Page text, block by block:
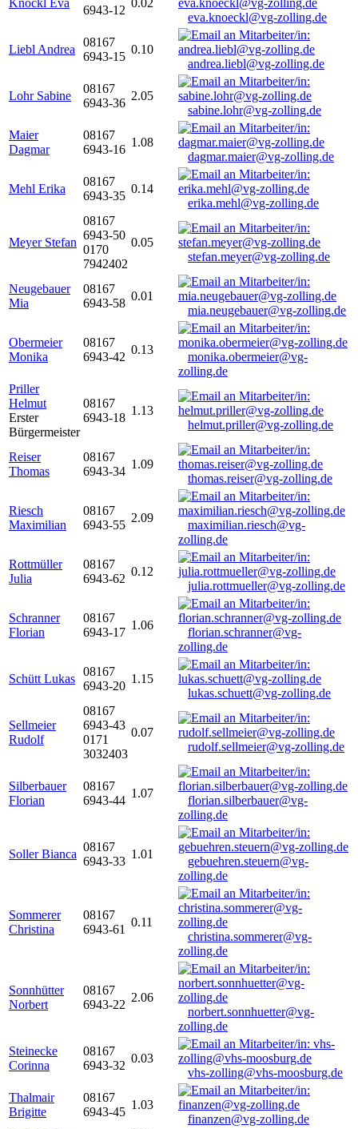
Knöckl Eva
6943-12
0.02
eva.knoeckl@vg-zolling.de
Liebl Andrea
08167
6943-15
0.10
andrea.liebl@vg-zolling.de
Lohr Sabine
08167
6943-36
2.05
sabine.lohr@vg-zolling.de
Maier
Dagmar
08167
6943-16
1.08
dagmar.maier@vg-zolling.de
Mehl Erika
08167
6943-35
0.14
erika.mehl@vg-zolling.de
Meyer Stefan
08167
6943-50
0170
7942402
0.05
stefan.meyer@vg-zolling.de
Neugebauer
Mia
08167
6943-58
0.01
mia.neugebauer@vg-zolling.de
Obermeier
Monika
08167
6943-42
0.13
monika.obermeier@vg-
zolling.de
Priller
Helmut
Erster
Bürgermeister
08167
6943-18
1.13
helmut.priller@vg-zolling.de
Reiser
Thomas
08167
6943-34
1.09
thomas.reiser@vg-zolling.de
Riesch
Maximilian
08167
6943-55
2.09
maximilian.riesch@vg-
zolling.de
Rottmüller
Julia
08167
6943-62
0.12
julia.rottmueller@vg-zolling.de
Schranner
Florian
08167
6943-17
1.06
florian.schranner@vg-
zolling.de
Schütt Lukas
08167
6943-20
1.15
lukas.schuett@vg-zolling.de
Sellmeier
Rudolf
08167
6943-43
0171
3032403
0.07
rudolf.sellmeier@vg-zolling.de
Silberbauer
Florian
08167
6943-44
1.07
florian.silberbauer@vg-
zolling.de
Soller Bianca
08167
6943-33
1.01
gebuehren.steuern@vg-
zolling.de
Sommerer
Christina
08167
6943-61
0.11
christina.sommerer@vg-
zolling.de
Sonnhütter
Norbert
08167
6943-22
2.06
norbert.sonnhuetter@vg-
zolling.de
Steinecke
Corinna
08167
6943-32
0.03
vhs-zolling@vhs-moosburg.de
Thalmair
Brigitte
08167
6943-45
1.03
finanzen@vg-zolling.de